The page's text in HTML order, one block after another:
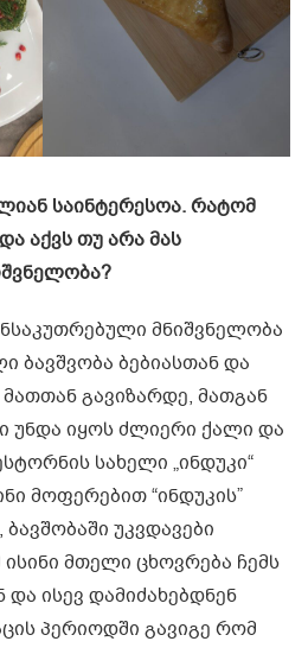
საინტერესოა. რატომ
აქვს თუ არა მას
მნიშვნელობა
ბავშვობა ბებიასთან და
გავიზარდე, მათგან
უნდა იყოს ძლიერი ქალი და
სახელი „ინდუკი“
მოფერებით “ინდუკის”
უკვდავები
მთელი ცხოვრება ჩემს
ისევ დამიძახებდნენ
პერიოდში გავიგე რომ